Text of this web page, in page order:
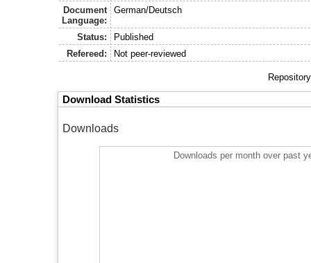
Document
Language:
German/Deutsch
Status:
Published
Refereed:
Not peer-reviewed
Download Statistics
Downloads
Downloads per month over past